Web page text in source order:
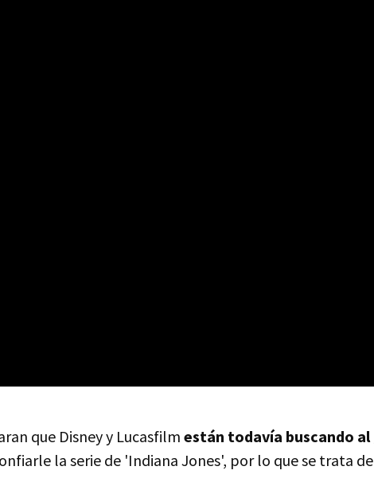
que Disney y Lucasfilm están todavía buscando
la serie de 'Indiana Jones', por lo que se trata